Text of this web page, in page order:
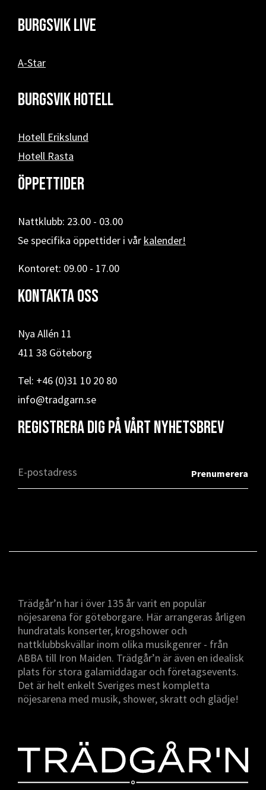
Burgsvik Live
A-Star
Burgsvik hotell
Hotell Erikslund
Hotell Rasta
Öppettider
Nattklubb: 23.00 - 03.00
Se specifika öppettider i vår kalender!
Kontoret: 09.00 - 17.00
Kontakta oss
Nya Allén 11
411 38 Göteborg
Tel: +46 (0)31 10 20 80
info@tradgarn.se
Registrera dig på vårt nyhetsbrev
Trädgår’n har i över 135 år varit en populär
nöjesarena för göteborgare. Här arrangeras årligen
hundratals konserter, krogshower och
nattklubbskvällar inom olika musikgenrer - från
ABBA till Iron Maiden. Trädgår’n är även en idealisk
plats för stora galamiddagar och företagsevents.
Det är helt enkelt Sveriges mest kompletta
nöjesarena med musik, shower, skratt och glädje!